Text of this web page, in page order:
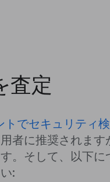
査定
トでセキュリティ検
者に推奨されます
。そして、以下に
: